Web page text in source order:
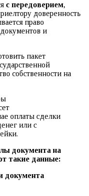
с передоверием,
доверенность
право
и
пакет
собственности на
оплаты сделки
или с
документа на
такие данные:
документа